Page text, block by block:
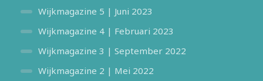
Wijkmagazine 5 | Juni 2023
Wijkmagazine 4 | Februari 2023
Wijkmagazine 3 | September 2022
Wijkmagazine 2 | Mei 2022